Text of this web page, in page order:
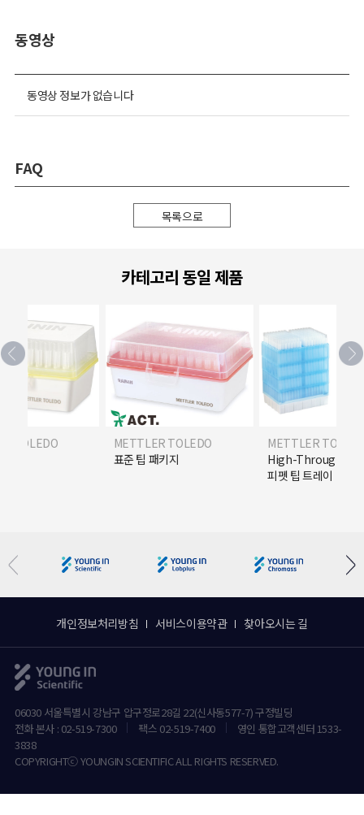
동영상
동영상 정보가 없습니다
FAQ
목록으로
카테고리 동일 제품
TOLEDO
METTLER TOLEDO
표준 팁 패키지
METTLER
High-Throughput
피펫 팁 트레이
개인정보처리방침 서비스이용약관 찾아오시는 길
06030 서울특별시 강남구 압구정로28길 22(신사동577-7) 구정빌딩
전화 본사 : 02-519-7300
팩스 02-519-7400
영인 통합고객센터 1533-
3838
COPYRIGHTⓒ YOUNGIN SCIENTIFIC ALL RIGHTS RESERVED.